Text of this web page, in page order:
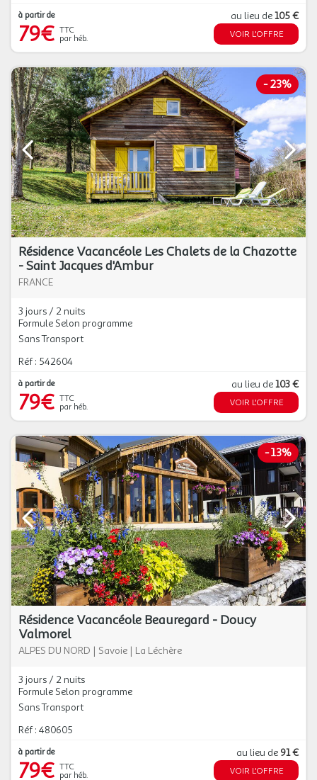
à partir de
79€ TTC
par héb.
au lieu de105 €
VOIR L'OFFRE
- 23%
Résidence Vacancéole Les Chalets de la Chazotte
- Saint Jacques d'Ambur
FRANCE
3 jours / 2 nuits
Formule Selon programme
Sans Transport
Réf : 542604
à partir de
79€ TTC
par héb.
au lieu de103 €
VOIR L'OFFRE
-13%
Résidence Vacancéole Beauregard - Doucy
Valmorel
ALPES DU NORD | Savoie | La Léchère
3 jours / 2 nuits
Formule Selon programme
Sans Transport
Réf : 480605
à partir de
79€ TTC
par héb.
au lieu de 91 €
VOIR L'OFFRE